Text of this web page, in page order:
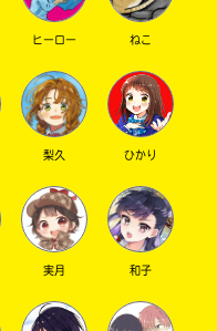
する
ヒーロー ねこ
梨久 ひかり
実月 和子